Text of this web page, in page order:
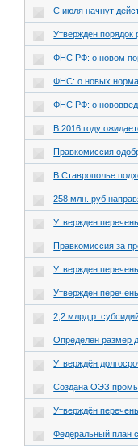
С июля начнут
Утвержден порядок
ФНС РФ: о новом
ФНС: о новых
ФНС РФ: о
В 2016 году
Правкомиссия
В Ставрополье
258 млн. руб
Утвержден
Правкомиссия за
Утвержден
Утвержден
2,2 млрд р.
Определён размер
Утверждён
Создана ОЭЗ
Утверждён
Федеральный план